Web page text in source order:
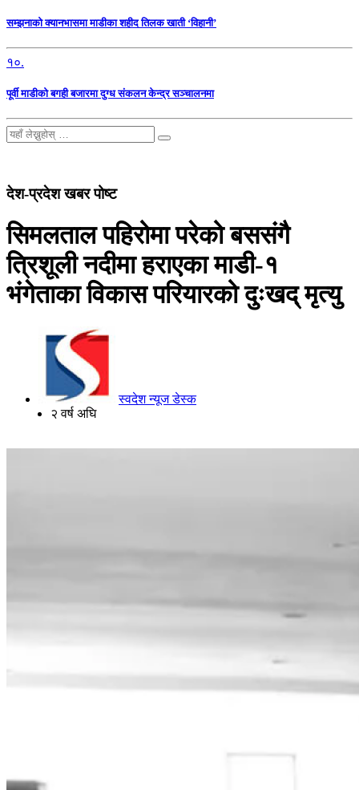
सम्झनाको क्यानभासमा माडीका शहीद तिलक खाती ‘विहानी’
१०.
पूर्वी माडीको बगही बजारमा दुग्ध संकलन केन्द्र सञ्चालनमा
देश-प्रदेश खबर पोष्ट
सिमलताल पहिरोमा परेको बससंगै
त्रिशूली नदीमा हराएका माडी-१
भंगेताका विकास परियारको दुःखद् मृत्यु
स्वदेश न्यूज डेस्क
२ वर्ष अघि